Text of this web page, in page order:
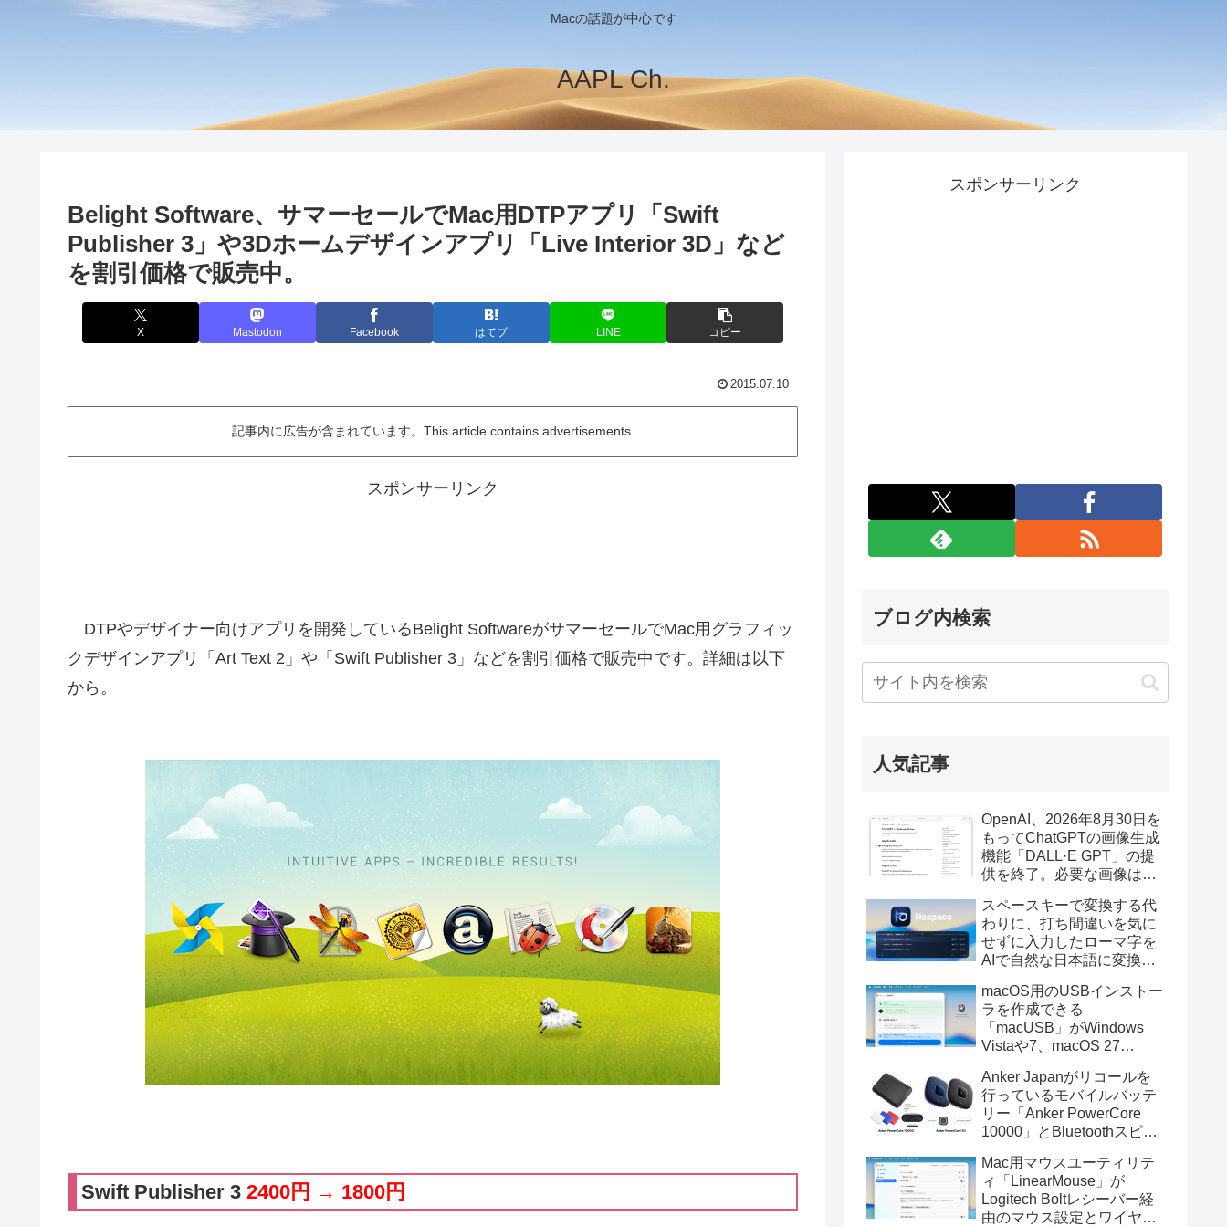
Macの話題が中心です
AAPL Ch.
Belight Software、サマーセールでMac用DTPアプリ「Swift
Publisher 3」や3Dホームデザインアプリ「Live Interior 3D」など
を割引価格で販売中。
X Mastodon Facebook はてブ LINE コピー
2015.07.10
記事内に広告が含まれています。This article contains advertisements.
スポンサーリンク
DTPやデザイナー向けアプリを開発しているBelight SoftwareがサマーセールでMac用グラフィッ
クデザインアプリ「Art Text 2」や「Swift Publisher 3」などを割引価格で販売中です。詳細は以下
から。
Swift Publisher 3 2400円 → 1800円
スポンサーリンク
ブログ内検索
人気記事
OpenAI、2026年8月30日を
もってChatGPTの画像生成
機能「DALL·E GPT」の提
供を終了。必要な画像は期
スペースキーで変換する代
わりに、打ち間違いを気に
せずに入力したローマ字を
AIで自然な日本語に変換し
力アプリ「Nospace」がリ
リース。
macOS用のUSBインストー
ラを作成できる
「macUSB」がWindows
Vistaや7、macOS 27
トーラの作成に対応。
Anker Japanがリコールを
行っているモバイルバッテ
リー「Anker PowerCore
10000」とBluetoothスピー
辺を焼損する火災が6月に3
件発生していたそうなので
注意を。
Mac用マウスユーティリテ
ィ「LinearMouse」が
Logitech Boltレシーバー経
由のマウス設定とワイヤレ